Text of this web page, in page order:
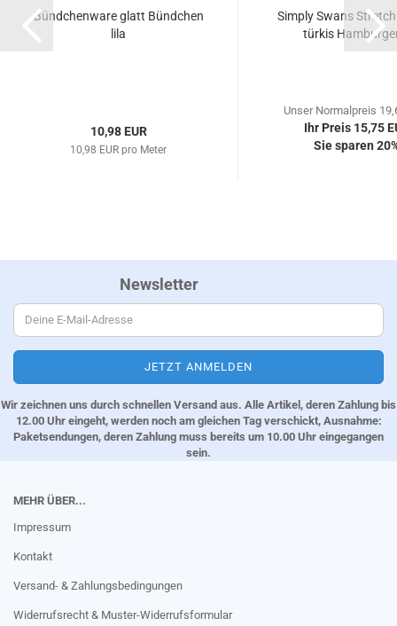
Bündchenware glatt Bündchen
lila
10,98 EUR
10,98 EUR pro Meter
Simply Swans
türkis
Unser Normalpreis
Ihr Preis 15,75
Sie sparen
Newsletter
Wir zeichnen uns durch schnellen Versand aus. Alle Artikel, deren Zahlung bis
12.00 Uhr eingeht, werden noch am gleichen Tag verschickt, Ausnahme:
Paketsendungen, deren Zahlung muss bereits um 10.00 Uhr eingegangen
sein.
MEHR ÜBER...
Impressum
Kontakt
Versand- & Zahlungsbedingungen
Widerrufsrecht & Muster-Widerrufsformular